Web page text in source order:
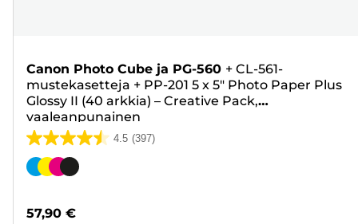
Canon Photo Cube ja PG-560 + CL-561-
mustekasetteja + PP-201 5 x 5" Photo Paper Plus
Glossy II (40 arkkia) – Creative Pack,
vaaleanpunainen
4.5 (397)
4.5/5
tähteä.
Värikasetti
57,90 €